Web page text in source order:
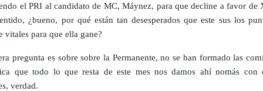
el PRI al candidato de MC, Máynez, para que decline a favor de
¿bueno, por qué están tan desesperados que este sus los
vitales para que ella gane?
pregunta es sobre sobre la Permanente, no se han formado las
que todo lo que resta de este mes nos damos ahí nomás con
verdad.